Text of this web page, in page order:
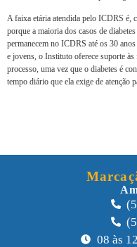
A faixa etária atendida pelo ICDRS é,
porque a maioria dos casos de
permanecem no ICDRS até os 30
e jovens, o Instituto oferece suporte
processo, uma vez que o diabetes é
tempo diário que ela exige de atenção
08 às